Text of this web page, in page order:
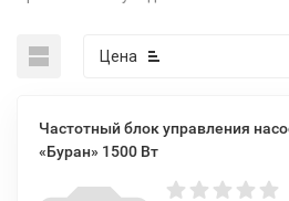
Цена
Частотный блок управления
«Буран» 1500 Вт